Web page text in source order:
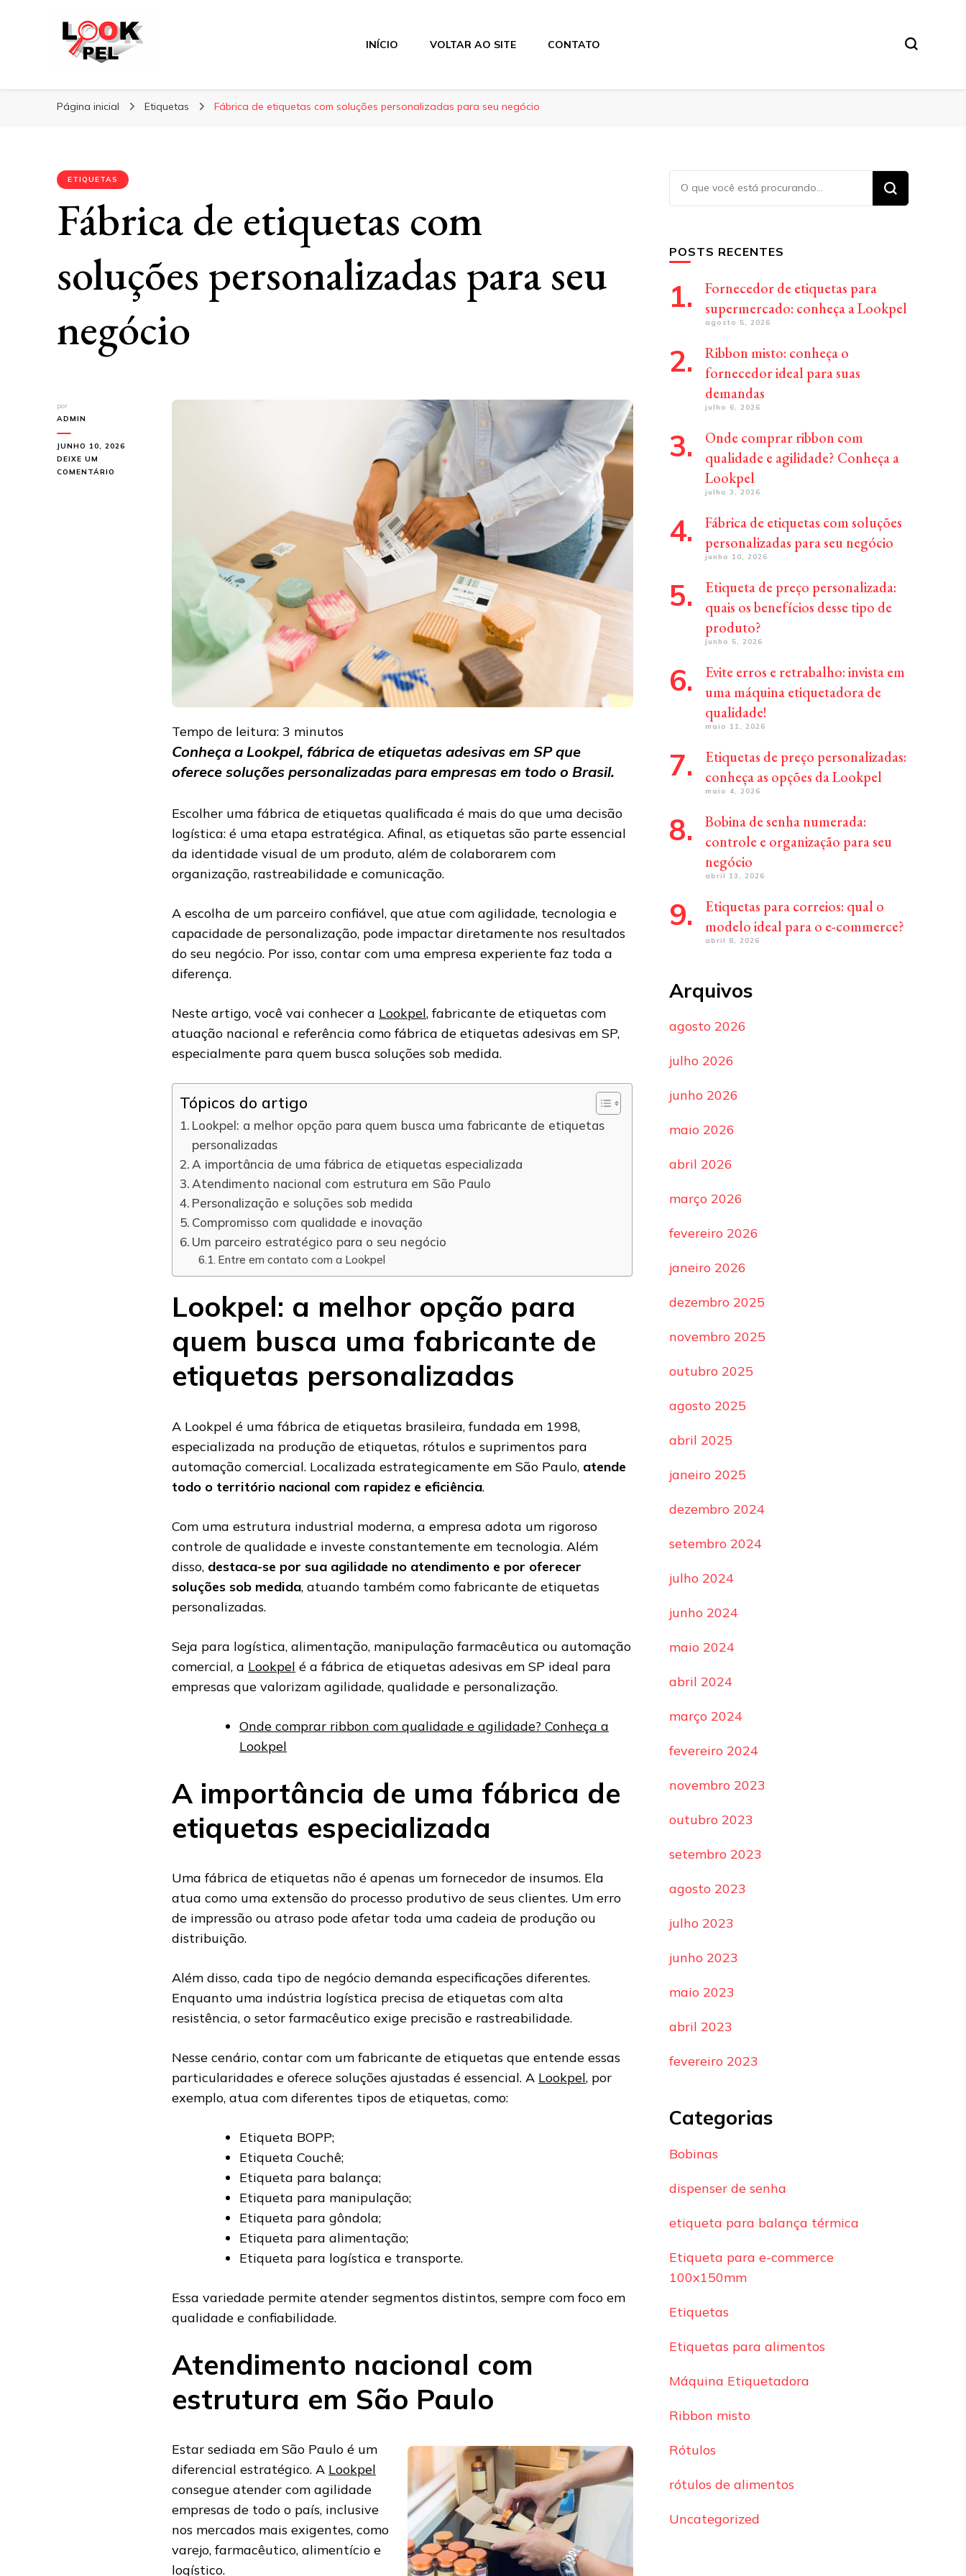
Lookpel
INÍCIO VOLTAR AO SITE CONTATO
Página inicial Etiquetas Fábrica de etiquetas com soluções personalizadas para seu negócio
ETIQUETAS
Fábrica de etiquetas com
soluções personalizadas para seu
negócio
por
ADMIN
JUNHO 10, 2026
DEIXE UM
COMENTÁRIO
Tempo de leitura: 3 minutos
Conheça a Lookpel, fábrica de etiquetas adesivas em SP que
oferece soluções personalizadas para empresas em todo o Brasil.
Escolher uma fábrica de etiquetas qualificada é mais do que uma decisão
logística: é uma etapa estratégica. Afinal, as etiquetas são parte essencial
da identidade visual de um produto, além de colaborarem com
organização, rastreabilidade e comunicação.
A escolha de um parceiro confiável, que atue com agilidade, tecnologia e
capacidade de personalização, pode impactar diretamente nos resultados
do seu negócio. Por isso, contar com uma empresa experiente faz toda a
diferença.
Neste artigo, você vai conhecer a Lookpel, fabricante de etiquetas com
atuação nacional e referência como fábrica de etiquetas adesivas em SP,
especialmente para quem busca soluções sob medida.
Tópicos do artigo
Lookpel: a melhor opção para quem busca uma fabricante de etiquetas
personalizadas
A importância de uma fábrica de etiquetas especializada
Atendimento nacional com estrutura em São Paulo
Personalização e soluções sob medida
Compromisso com qualidade e inovação
Um parceiro estratégico para o seu negócio
Entre em contato com a Lookpel
Lookpel: a melhor opção para
quem busca uma fabricante de
etiquetas personalizadas
A Lookpel é uma fábrica de etiquetas brasileira, fundada em 1998,
especializada na produção de etiquetas, rótulos e suprimentos para
automação comercial. Localizada estrategicamente em São Paulo, atende
todo o território nacional com rapidez e eficiência.
Com uma estrutura industrial moderna, a empresa adota um rigoroso
controle de qualidade e investe constantemente em tecnologia. Além
disso, destaca-se por sua agilidade no atendimento e por oferecer
soluções sob medida, atuando também como fabricante de etiquetas
personalizadas.
Seja para logística, alimentação, manipulação farmacêutica ou automação
comercial, a Lookpel é a fábrica de etiquetas adesivas em SP ideal para
empresas que valorizam agilidade, qualidade e personalização.
Onde comprar ribbon com qualidade e agilidade? Conheça a
Lookpel
A importância de uma fábrica de
etiquetas especializada
Uma fábrica de etiquetas não é apenas um fornecedor de insumos. Ela
atua como uma extensão do processo produtivo de seus clientes. Um erro
de impressão ou atraso pode afetar toda uma cadeia de produção ou
distribuição.
Além disso, cada tipo de negócio demanda especificações diferentes.
Enquanto uma indústria logística precisa de etiquetas com alta
resistência, o setor farmacêutico exige precisão e rastreabilidade.
Nesse cenário, contar com um fabricante de etiquetas que entende essas
particularidades e oferece soluções ajustadas é essencial. A Lookpel, por
exemplo, atua com diferentes tipos de etiquetas, como:
Etiqueta BOPP;
Etiqueta Couchê;
Etiqueta para balança;
Etiqueta para manipulação;
Etiqueta para gôndola;
Etiqueta para alimentação;
Etiqueta para logística e transporte.
Essa variedade permite atender segmentos distintos, sempre com foco em
qualidade e confiabilidade.
Atendimento nacional com
estrutura em São Paulo
Estar sediada em São Paulo é um
diferencial estratégico. A Lookpel
consegue atender com agilidade
empresas de todo o país, inclusive
nos mercados mais exigentes, como
varejo, farmacêutico, alimentício e
logístico.
Procurando
algo?
POSTS RECENTES
Fornecedor de etiquetas para
supermercado: conheça a Lookpel
agosto 5, 2026
Ribbon misto: conheça o
fornecedor ideal para suas
demandas
julho 6, 2026
Onde comprar ribbon com
qualidade e agilidade? Conheça a
Lookpel
julho 3, 2026
Fábrica de etiquetas com soluções
personalizadas para seu negócio
junho 10, 2026
Etiqueta de preço personalizada:
quais os benefícios desse tipo de
produto?
junho 5, 2026
Evite erros e retrabalho: invista em
uma máquina etiquetadora de
qualidade!
maio 11, 2026
Etiquetas de preço personalizadas:
conheça as opções da Lookpel
maio 4, 2026
Bobina de senha numerada:
controle e organização para seu
negócio
abril 13, 2026
Etiquetas para correios: qual o
modelo ideal para o e-commerce?
abril 8, 2026
Arquivos
agosto 2026
julho 2026
junho 2026
maio 2026
abril 2026
março 2026
fevereiro 2026
janeiro 2026
dezembro 2025
novembro 2025
outubro 2025
agosto 2025
abril 2025
janeiro 2025
dezembro 2024
setembro 2024
julho 2024
junho 2024
maio 2024
abril 2024
março 2024
fevereiro 2024
novembro 2023
outubro 2023
setembro 2023
agosto 2023
julho 2023
junho 2023
maio 2023
abril 2023
fevereiro 2023
Categorias
Bobinas
dispenser de senha
etiqueta para balança térmica
Etiqueta para e-commerce
100x150mm
Etiquetas
Etiquetas para alimentos
Máquina Etiquetadora
Ribbon misto
Rótulos
rótulos de alimentos
Uncategorized